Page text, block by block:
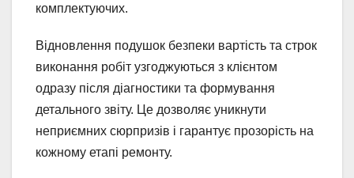
комплектуючих.
Відновлення подушок безпеки вартість та строк
виконання робіт узгоджуються з клієнтом
одразу після діагностики та формування
детального звіту. Це дозволяє уникнути
неприємних сюрпризів і гарантує прозорість на
кожному етапі ремонту.